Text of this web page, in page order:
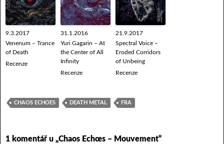
9.3.2017
Venenum – Trance
of Death
Recenze
31.1.2016
Yuri Gagarin – At
the Center of All
Infinity
Recenze
21.9.2017
Spectral Voice –
Eroded Corridors
of Unbeing
Recenze
CHAOS ECHOES DEATH METAL FRA
1 komentář u „Chaos Echœs – Mouvement“